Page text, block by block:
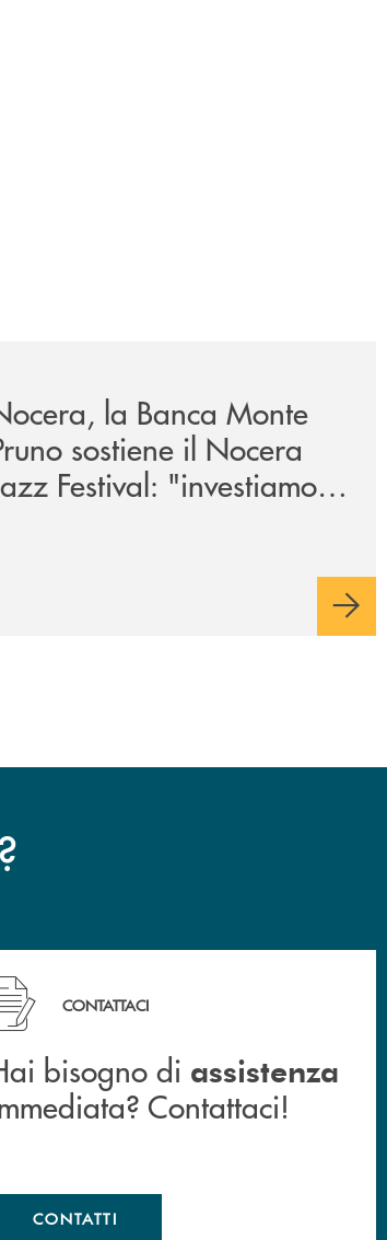
la Banca Monte
sostiene il Nocera
Festival: "investiamo
?
di Banca Monte Pruno
bisogno di assistenza immediata? Contattaci!
CONTATTACI
bisogno di assistenza
Contattaci!
CONTATTI